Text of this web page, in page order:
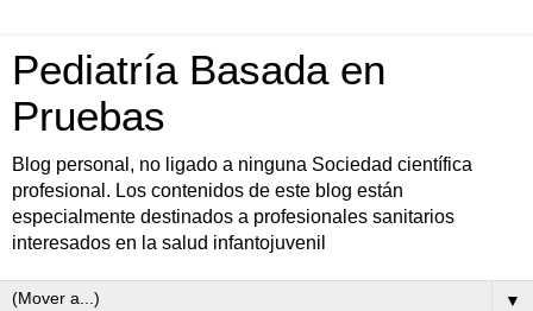
Pediatría Basada en
Pruebas
Blog personal, no ligado a ninguna Sociedad científica
profesional. Los contenidos de este blog están
especialmente destinados a profesionales sanitarios
interesados en la salud infantojuvenil
▼